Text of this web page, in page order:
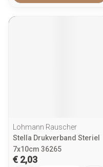
Lohmann Rauscher
Stella Drukverband Steriel
7x10cm 36265
€ 2,03